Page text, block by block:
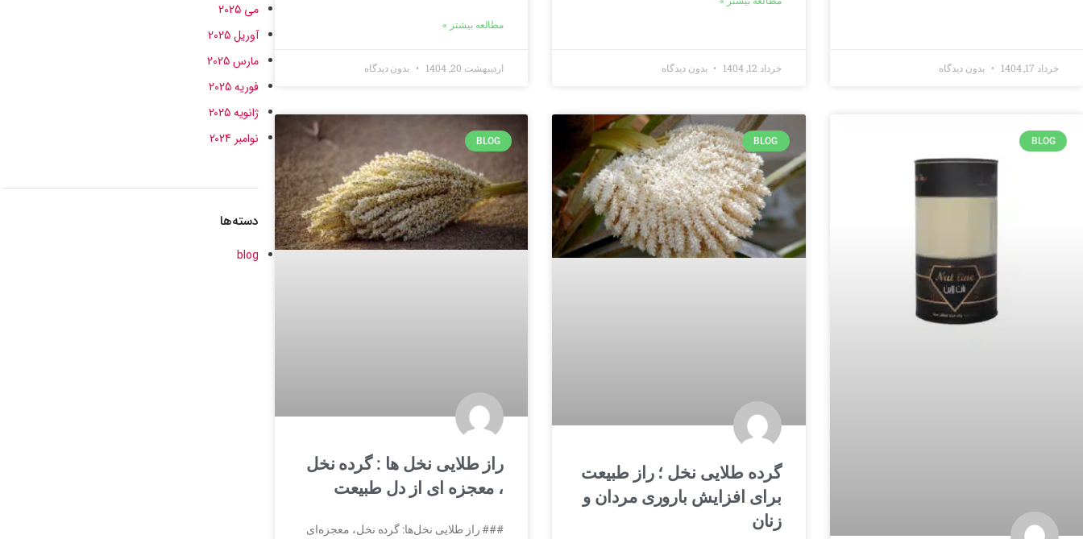
خرداد 17, 1404 بدون دیدگاه خرداد 12, 1404 بدون دیدگاه
مطالعه بیشتر »
اردیبهشت 20, 1404 بدون دیدگاه
BLOG
BLOG
گرده طلایی نخل ؛ راز طبیعت
برای افزایش باروری مردان و
زنان
BLOG
راز طلایی نخل ها : گرده نخل
، معجزه ای از دل طبیعت
### راز طلایی نخل‌ها: گرده نخل، معجزه‌ای
می 2025
آوریل 2025
مارس 2025
فوریه 2025
ژانویه 2025
نوامبر 2024
دسته‌ها
blog